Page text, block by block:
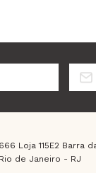
Loja 115E2 Barra
de Janeiro - RJ